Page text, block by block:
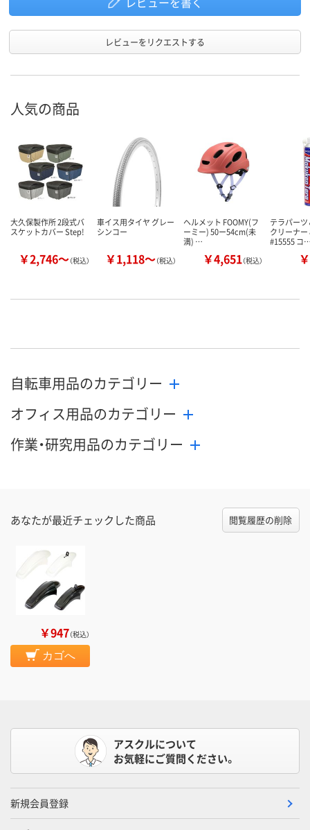
レビューをリクエストする
人気の商品
大久保製作所 2段式バ
スケットカバー Step!
￥2,746～（税込）
車イス用タイヤ グレー
シンコー
￥1,118～（税込）
ヘルメット FOOMY(フ
ーミー) 50ー54cm(未
満) …
￥4,651（税込）
テラパー
クリーナ
#15555 コ
自転車用品のカテゴリー
オフィス用品のカテゴリー
作業・研究用品のカテゴリー
あなたが最近チェックした商品 閲覧履歴の削除
￥947（税込）
カゴへ
アスクルについて
お気軽にご質問ください。
新規会員登録